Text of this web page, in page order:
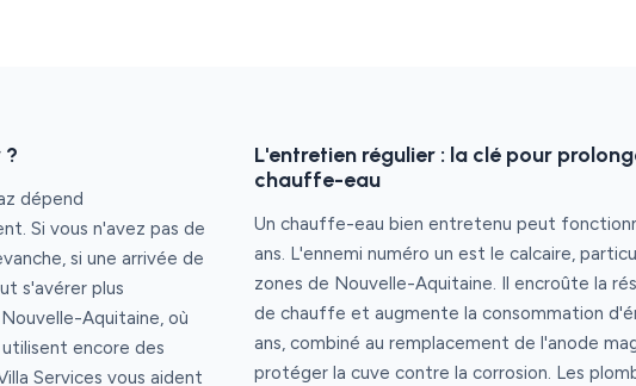
dépend
Si vous n'avez pas de
si une arrivée de
s'avérer plus
Aquitaine, où
encore des
Services vous aident
L'entretien régulier : la clé pour
chauffe-eau
Un chauffe-eau bien entretenu peut
ans. L'ennemi numéro un est le calcaire,
zones de Nouvelle-Aquitaine. Il encroûte la
de chauffe et augmente la consommation
ans, combiné au remplacement de l'anode
protéger la cuve contre la corrosion. Les